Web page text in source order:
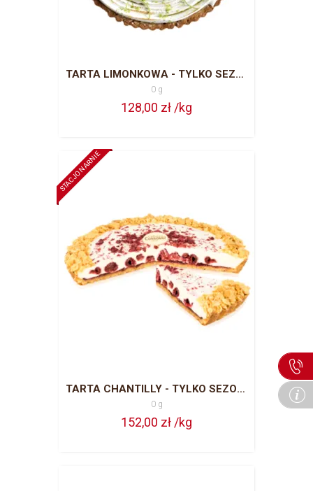
TARTA LIMONKOWA - TYLKO SEZON LETNI
0 g
128,00 zł /kg
STACJONARNIE
TARTA CHANTILLY - TYLKO SEZON LETNI
0 g
152,00 zł /kg